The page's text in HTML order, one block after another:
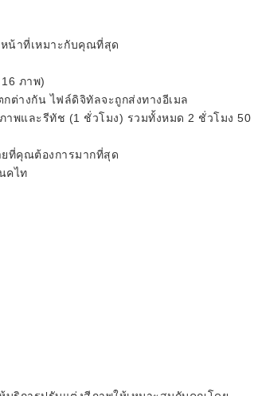
น้าที่เหมาะกับคุณที่สุด
ภาพ)
ต่างกัน ไฟล์ดิจิทัลจะถูกส่งทางอีเมล
าพและรีทัช (1 ชั่วโมง) รวมทั้งหมด 2 ชั่วโมง 50
ที่คุณต้องการมากที่สุด
คไท